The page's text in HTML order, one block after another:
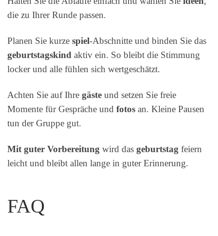
die zu Ihrer Runde passen.
Planen Sie kurze spiel-Abschnitte und binden Sie das
geburtstagskind aktiv ein. So bleibt die Stimmung
locker und alle fühlen sich wertgeschätzt.
Achten Sie auf Ihre gäste und setzen Sie freie
Momente für Gespräche und fotos an. Kleine Pausen
tun der Gruppe gut.
Mit guter Vorbereitung wird das geburtstag feiern
leicht und bleibt allen lange in guter Erinnerung.
FAQ